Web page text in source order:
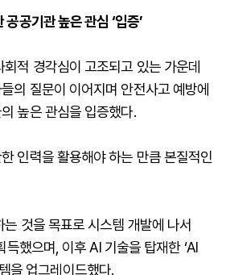
공기관 높은 관심 ‘입증’
적 경각심이 고조되고 있는 가운데
의 질문이 이어지며 안전사고 예방에
높은 관심을 입증했다.
인력을 활용해야 하는 만큼 본질적인
것을 목표로 시스템 개발에 나서
했으며, 이후 AI 기술을 탑재한 ‘AI
을 업그레이드했다.